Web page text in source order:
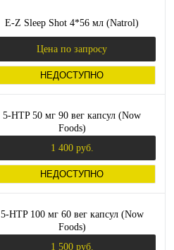
E-Z Sleep Shot 4*56 мл (Natrol)
Цена по запросу
НЕДОСТУПНО
5-HTP 50 мг 90 вег капсул (Now
Foods)
1 400 руб.
НЕДОСТУПНО
5-HTP 100 мг 60 вег капсул (Now
Foods)
1 500 руб.